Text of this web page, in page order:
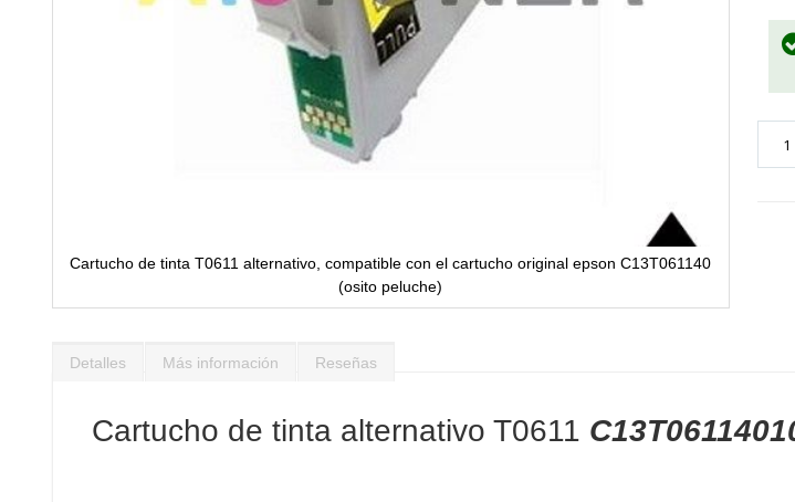
Cartucho de tinta T0611 alternativo, compatible con el cartucho original epson C13T061140
(osito peluche)
comienzo
galería
Detalles
Cartucho de tinta alternativo T0611
Más información Reseñas